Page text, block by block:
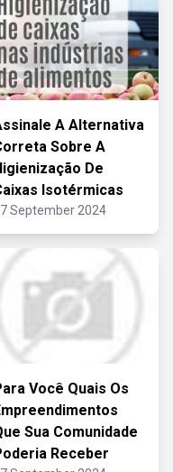
A Alternativa
Sobre A
De
Isotérmicas
September 2024
Você Quais Os
Sua Comunidade
Receber